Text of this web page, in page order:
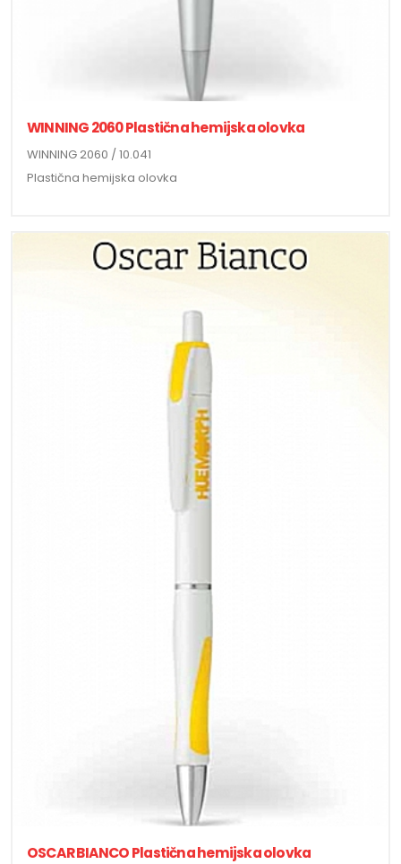
WINNING 2060 Plastična hemijska olovka
WINNING 2060 / 10.041
Plastična hemijska olovka
OSCAR BIANCO Plastična hemijska olovka